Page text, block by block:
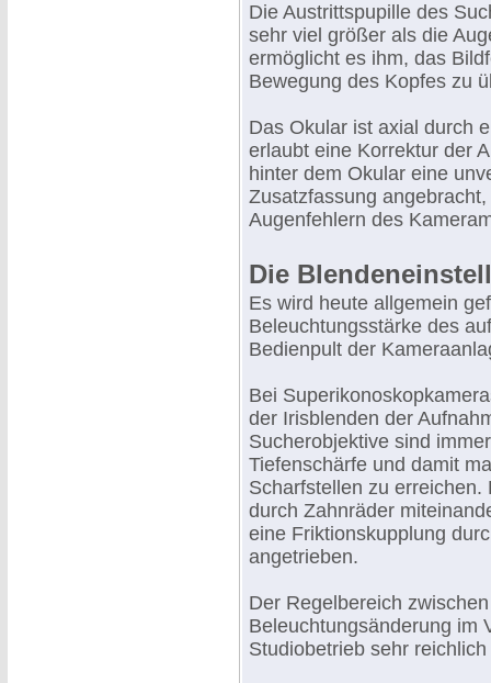
Die Austrittspupille des
sehr viel größer als die
ermöglicht es ihm, das
Bewegung des Kopfes zu
Das Okular ist axial durch
erlaubt eine Korrektur der
hinter dem Okular eine
Zusatzfassung
Augenfehlern des
Die
Es wird heute allgemein
Beleuchtungsstärke des
Bedienpult der
Bei
der Irisblenden der
Sucherobjektive sind
Tiefenschärfe und damit
Scharfstellen zu
durch Zahnräder
eine Friktionskupplung
angetrieben.
Der Regelbereich
Beleuchtungsänderung im
Studiobetrieb sehr